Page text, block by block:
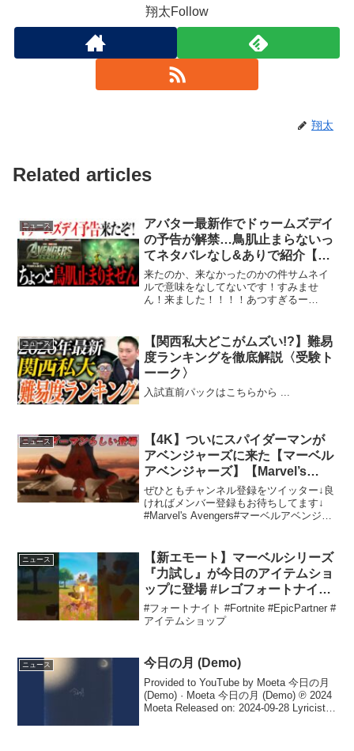
翔太Follow
翔太
Related articles
ニュース
アバター最新作でドゥームズデイ
の予告が解禁…鳥肌止まらないっ
てネタバレなし&ありで紹介【ア
ベンジャーズ/マーベル/映画紹
介/MCU】
来たのか、来なかったのかの件サムネイ
ルで意味をなしてないです！すみませ
ん！来ました！！！！あつすぎるー
ニュース
【関西私大どこがムズい!?】難易
度ランキングを徹底解説〈受験ト
ーーク〉
入試直前パックはこちらから ...
ニュース
【4K】ついにスパイダーマンが
アベンジャーズに来た【マーベル
アベンジャーズ】【Marvel’s
Avengers】
ぜひともチャンネル登録をツイッター↓良
ければメンバー登録もお待ちしてます↓
#Marvel's Avengers#マーベルアベンジャ
ニュース
【新エモート】マーベルシリーズ
『力試し』が今日のアイテムショ
ップに登場 #レゴフォートナイト
#LegoFortnite #Shorts
#フォートナイト #Fortnite #EpicPartner #
アイテムショップ
ニュース 今日の月 (Demo)
Provided to YouTube by Moeta 今日の月
(Demo) · Moeta 今日の月 (Demo) ℗ 2024
Moeta Released on: 2024-09-28 Lyricist: